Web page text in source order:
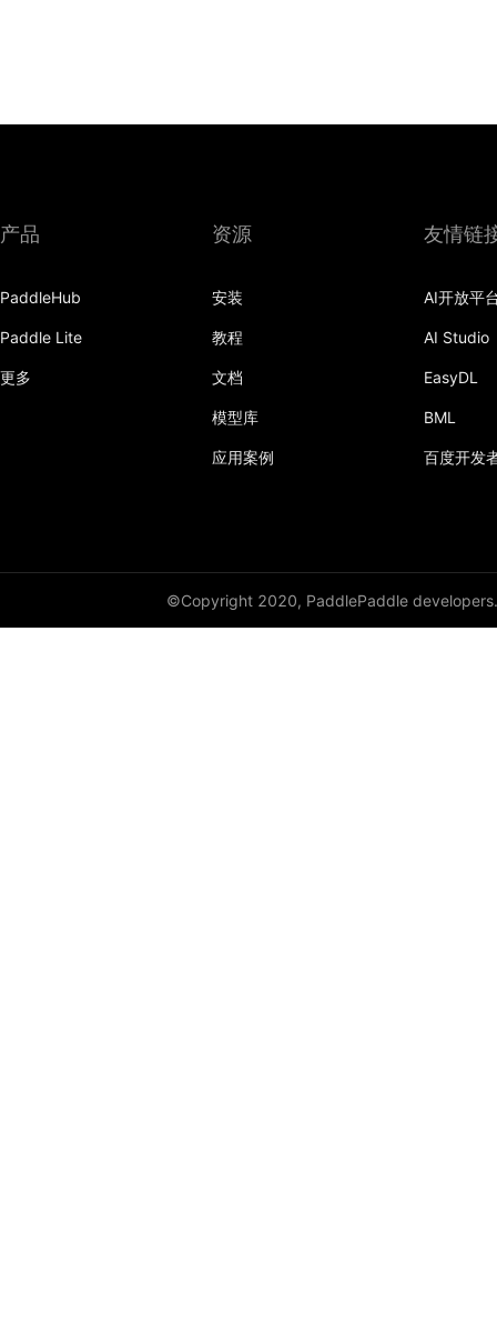
产品
PaddleHub
Paddle Lite
更多
资源
安装
教程
文档
模型库
应用案例
友情链
AI开放平
AI Studio
EasyDL
BML
百度开发
©Copyright 2020, PaddlePaddle developers.